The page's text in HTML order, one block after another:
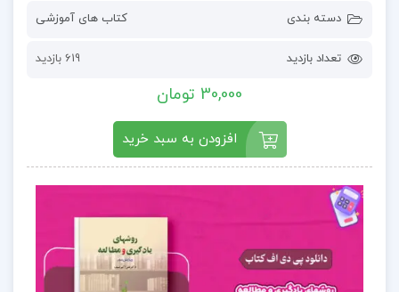
دسته بندی کتاب های آموزشی
تعداد بازدید 619 بازدید
30,000 تومان
افزودن به سبد خرید